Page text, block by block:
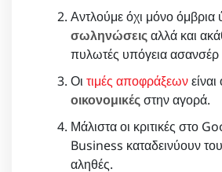
Αντλούμε όχι μόνο όμβρια
σωληνώσειςαλλά και
πυλωτές υπόγεια
Οι τιμές αποφράξεων
οικονομικέςστην αγορά.
Μάλιστα οι κριτικές στο
Business καταδεινύουν
αληθές.